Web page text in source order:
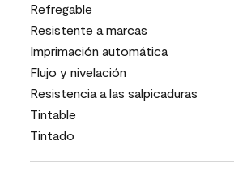
Refregable
Resistente a marcas
Imprimación automática
Flujo y nivelación
Resistencia a las salpicaduras
Tintable
Tintado